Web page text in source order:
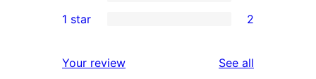
reviews
star
2-
reviews
star
1 star 2
Your review See all